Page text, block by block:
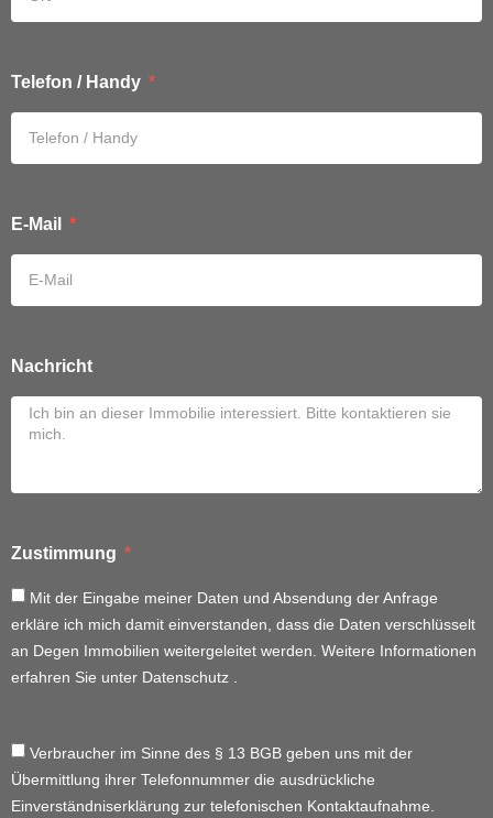
Telefon / Handy
E-Mail
Nachricht
Zustimmung
Mit der Eingabe meiner Daten und Absendung der Anfrage
erkläre ich mich damit einverstanden, dass die Daten verschlüsselt
an Degen Immobilien weitergeleitet werden. Weitere Informationen
erfahren Sie unter Datenschutz
Verbraucher im Sinne des § 13 BGB geben uns mit der
Übermittlung ihrer Telefonnummer die ausdrückliche
Einverständniserklärung zur telefonischen Kontaktaufnahme.